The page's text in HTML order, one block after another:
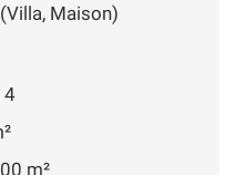
Maison)
4
m²